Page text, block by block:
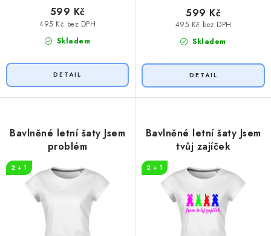
Skladem
495 Kč bez DPH
599 Kč
Skladem
495 Kč bez DPH
599 Kč
Bavlněné letní šaty Jsem
problém
2 + 1
Bavlněné letní šaty Jsem
tvůj zajíček
2 + 1